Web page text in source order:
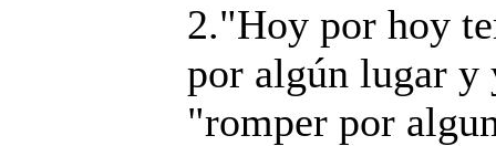
2."Hoy por hoy
por algún lugar y
"romper por